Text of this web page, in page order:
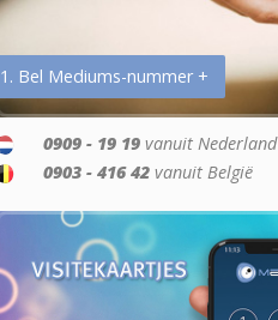
1. Bel Mediums-nummer +
0909 - 19 19 vanuit Nederland
0903 - 416 42 vanuit België